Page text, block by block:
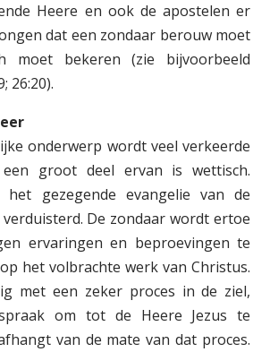
Heere en ook de apostelen er
dat een zondaar berouw moet
moet bekeren (zie bijvoorbeeld
26:20).
onderwerp wordt veel verkeerde
een groot deel ervan is wettisch.
gezegende evangelie van de
verduisterd. De zondaar wordt ertoe
ervaringen en beproevingen te
het volbrachte werk van Christus.
met een zeker proces in de ziel,
om tot de Heere Jezus te
van de mate van dat proces.